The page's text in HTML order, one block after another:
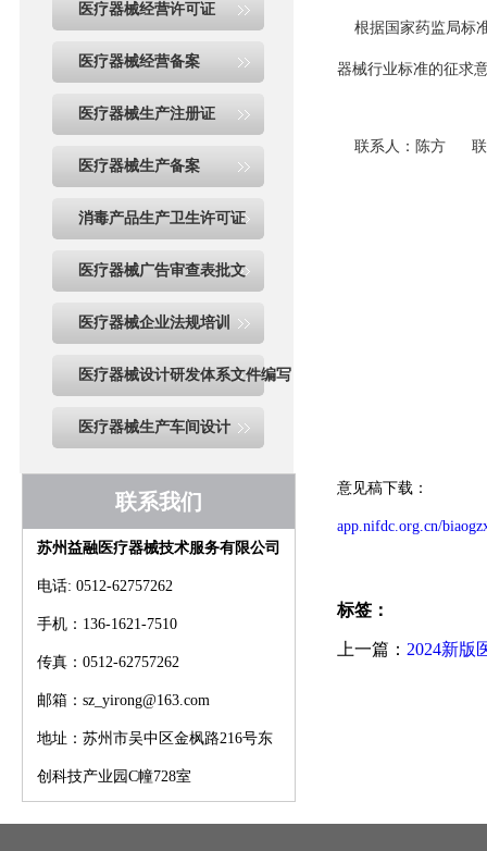
医疗器械经营许可证
医疗器械经营备案
医疗器械生产注册证
医疗器械生产备案
消毒产品生产卫生许可证
医疗器械广告审查表批文
医疗器械企业法规培训
医疗器械设计研发体系文件编写
医疗器械生产车间设计
联系我们
苏州益融医疗器械技术服务有限公司
电话: 0512-62757262
手机：136-1621-7510
传真：0512-62757262
邮箱：sz_yirong@163.com
地址：苏州市吴中区金枫路216号东
创科技产业园C幢728室
根据国家药监局标
器械行业标准的征求
联系人：陈方 联
意见稿下载：
app.nifdc.org.cn/
标签：
上一篇： 2024新版